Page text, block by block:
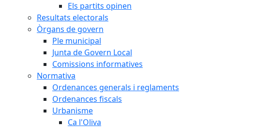
Els partits opinen
Resultats electorals
Òrgans de govern
Ple municipal
Junta de Govern Local
Comissions informatives
Normativa
Ordenances generals i reglaments
Ordenances fiscals
Urbanisme
Ca l'Oliva